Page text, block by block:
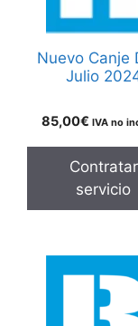
Nuevo Canje
Julio
85,00€ IVA no
Contratar
servicio